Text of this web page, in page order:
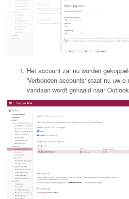
Het account zal nu worden
'Verbonden accounts' staat nu uw
vandaan wordt gehaald naar